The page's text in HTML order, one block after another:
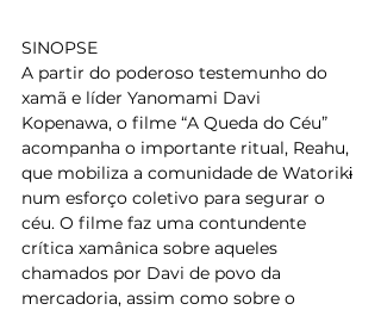
SINOPSE
A partir do poderoso testemunho do
xamã e líder Yanomami Davi
Kopenawa, o filme “A Queda do Céu”
acompanha o importante ritual, Reahu,
que mobiliza a comunidade de Watorikɨ
num esforço coletivo para segurar o
céu. O filme faz uma contundente
crítica xamânica sobre aqueles
chamados por Davi de povo da
mercadoria, assim como sobre o